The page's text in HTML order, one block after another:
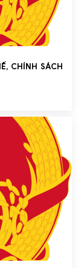
CHÍNH SÁCH